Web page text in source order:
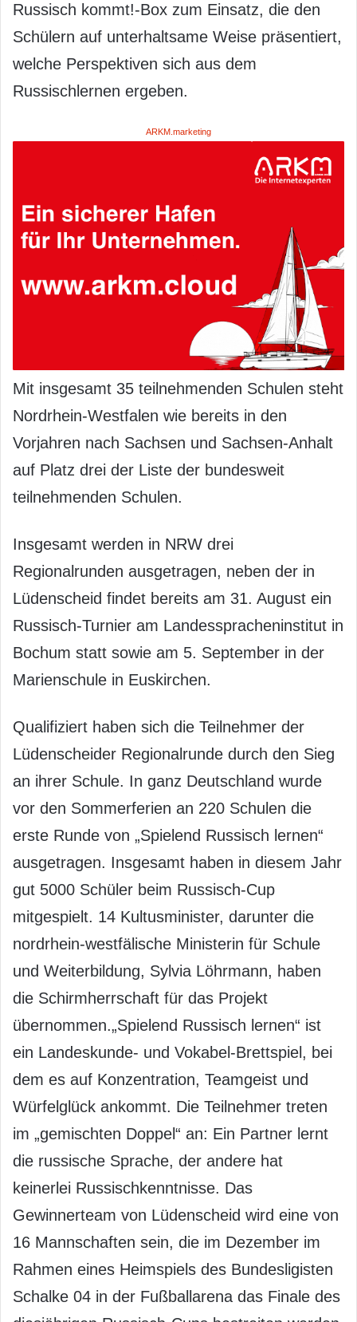
Russisch kommt!-Box zum Einsatz, die den
Schülern auf unterhaltsame Weise präsentiert,
welche Perspektiven sich aus dem
Russischlernen ergeben.
ARKM.marketing
Mit insgesamt 35 teilnehmenden Schulen steht
Nordrhein-Westfalen wie bereits in den
Vorjahren nach Sachsen und Sachsen-Anhalt
auf Platz drei der Liste der bundesweit
teilnehmenden Schulen.
Insgesamt werden in NRW drei
Regionalrunden ausgetragen, neben der in
Lüdenscheid findet bereits am 31. August ein
Russisch-Turnier am Landesspracheninstitut in
Bochum statt sowie am 5. September in der
Marienschule in Euskirchen.
Qualifiziert haben sich die Teilnehmer der
Lüdenscheider Regionalrunde durch den Sieg
an ihrer Schule. In ganz Deutschland wurde
vor den Sommerferien an 220 Schulen die
erste Runde von „Spielend Russisch lernen“
ausgetragen. Insgesamt haben in diesem Jahr
gut 5000 Schüler beim Russisch-Cup
mitgespielt. 14 Kultusminister, darunter die
nordrhein-westfälische Ministerin für Schule
und Weiterbildung, Sylvia Löhrmann, haben
die Schirmherrschaft für das Projekt
übernommen.„Spielend Russisch lernen“ ist
ein Landeskunde- und Vokabel-Brettspiel, bei
dem es auf Konzentration, Teamgeist und
Würfelglück ankommt. Die Teilnehmer treten
im „gemischten Doppel“ an: Ein Partner lernt
die russische Sprache, der andere hat
keinerlei Russischkenntnisse. Das
Gewinnerteam von Lüdenscheid wird eine von
16 Mannschaften sein, die im Dezember im
Rahmen eines Heimspiels des Bundesligisten
Schalke 04 in der Fußballarena das Finale des